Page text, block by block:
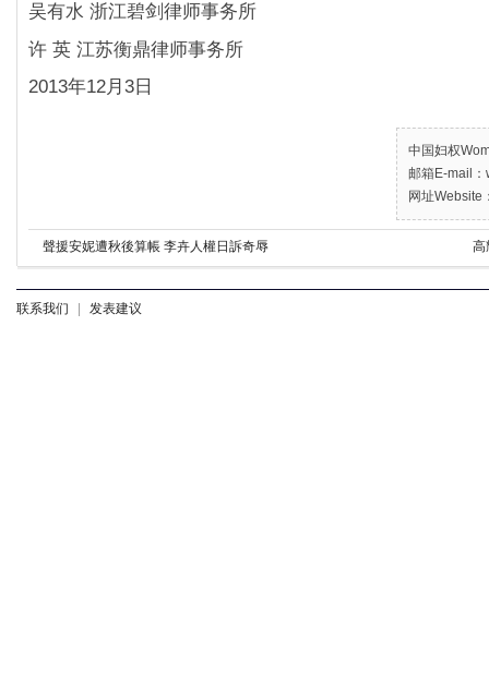
吴有水 浙江碧剑律师事务所
许 英 江苏衡鼎律师事务所
2013年12月3日
中国妇权
邮箱E-mail
网址Website
聲援安妮遭秋後算帳 李卉人權日訴奇辱 高
联系我们 发表建议